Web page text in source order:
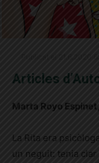
Articles
Marta Royo Esp
La Rita era
un neguit: tenia